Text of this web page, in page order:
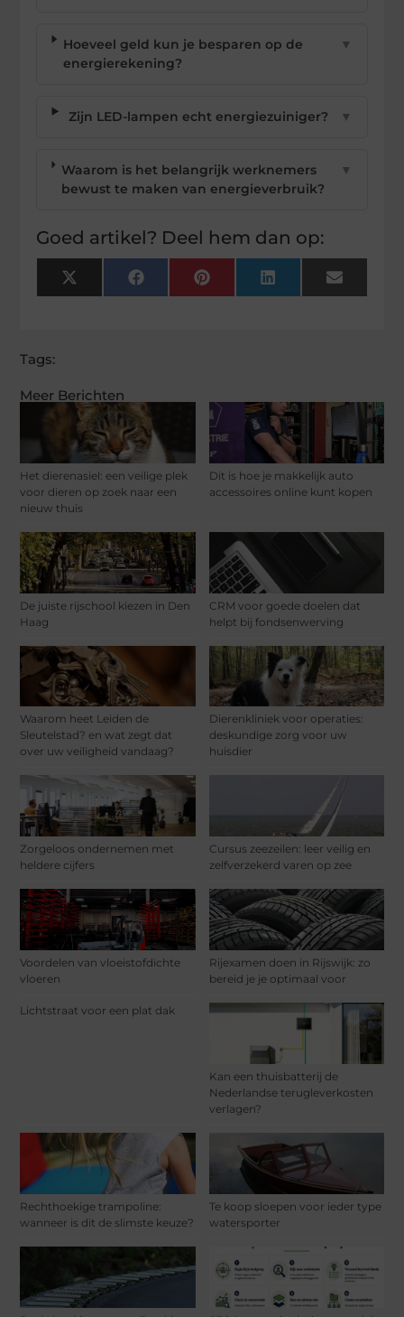
Meer Berichten
Het dierenasiel: een veilige plek
voor dieren op zoek naar een
nieuw thuis
Dit is hoe je makkelijk auto
accessoires online kunt kopen
De juiste rijschool kiezen in Den
Haag
CRM voor goede doelen dat
helpt bij fondsenwerving
Waarom heet Leiden de
Sleutelstad? en wat zegt dat
over uw veiligheid vandaag?
Dierenkliniek voor operaties:
deskundige zorg voor uw
huisdier
Zorgeloos ondernemen met
heldere cijfers
Cursus zeezeilen: leer veilig en
zelfverzekerd varen op zee
Voordelen van vloeistofdichte
vloeren
Rijexamen doen in Rijswijk: zo
bereid je je optimaal voor
Lichtstraat voor een plat dak
Kan een thuisbatterij de
Nederlandse terugleverkosten
verlagen?
Rechthoekige trampoline:
wanneer is dit de slimste keuze?
Te koop sloepen voor ieder type
watersporter
Hoeveel geld kun je besparen op de
energierekening?
▼
Zijn LED-lampen echt energiezuiniger? ▼
Waarom is het belangrijk werknemers
bewust te maken van energieverbruik?
▼
Goed artikel? Deel hem dan op:
X
(Twitter)
FacebookPinterest LinkedIn Email
Tags: